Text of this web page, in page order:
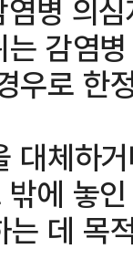
병 의
감염
우로 한
대체하
에 놓
데 목